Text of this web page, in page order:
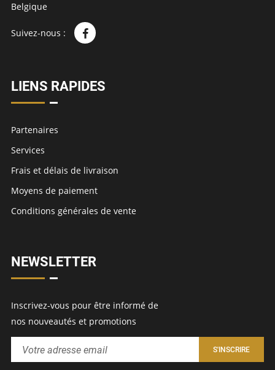
Belgique
Suivez-nous :
LIENS RAPIDES
Partenaires
Services
Frais et délais de livraison
Moyens de paiement
Conditions générales de vente
NEWSLETTER
Inscrivez-vous pour être informé de
nos nouveautés et promotions